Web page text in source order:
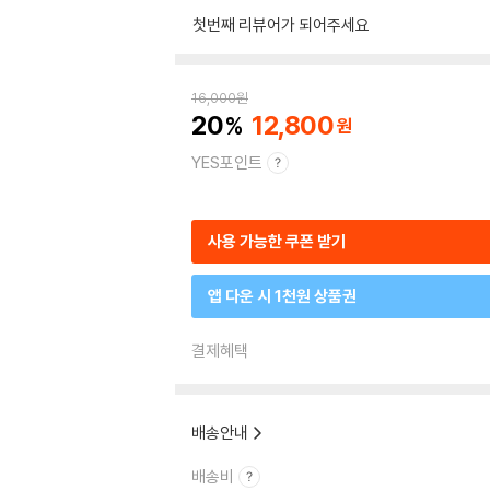
첫번째 리뷰어가 되어주세요
16,000원
20 12,800
YES포인트
사용 가능한 쿠폰 받기
앱 다운 시 1천원 상품권
결제혜택
배송안내
배송비